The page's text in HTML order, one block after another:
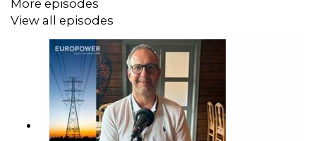
More episodes
View all episodes